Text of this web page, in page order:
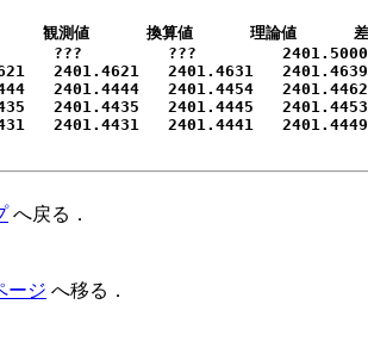
観測値      換算値      理論値      差
???         ???
2401.4621   2401.4631
2401.4444   2401.4454
2401.4435   2401.4445
へ戻る．
ージ へ移る．